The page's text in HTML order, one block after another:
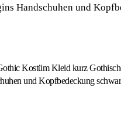
Kostüm Kleid kurz
und Kopfbedeckung